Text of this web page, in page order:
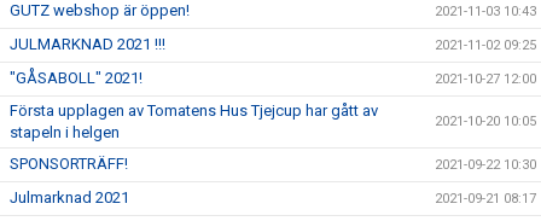
GUTZ webshop är öppen! 2021-11-03 10:43
JULMARKNAD 2021 !!! 2021-11-02 09:25
"GÅSABOLL" 2021! 2021-10-27 12:00
Första upplagen av Tomatens Hus Tjejcup har gått av
stapeln i helgen
2021-10-20 10:05
SPONSORTRÄFF! 2021-09-22 10:30
Julmarknad 2021 2021-09-21 08:17